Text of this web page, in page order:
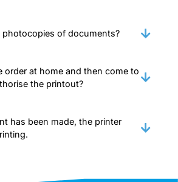
photocopies of documents?
order at home and then come to
the printout?
has been made, the printer